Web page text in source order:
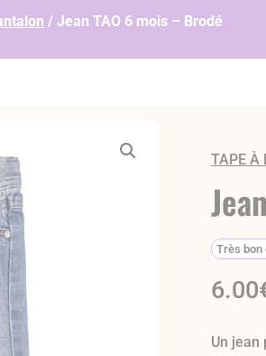
/Jean TAO 6 mois – Brodé
TAPE À
Très bon
6.00
Un jean